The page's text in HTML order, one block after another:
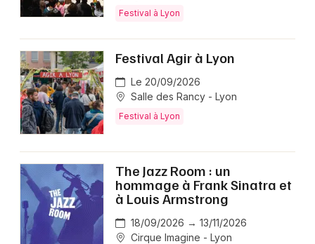
Festival à Lyon
Festival Agir à Lyon
Le 20/09/2026
Salle des Rancy - Lyon
Festival à Lyon
The Jazz Room : un
hommage à Frank Sinatra et
à Louis Armstrong
18/09/2026 → 13/11/2026
Cirque Imagine - Lyon